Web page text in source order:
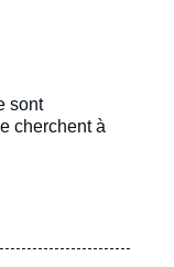
sont
cherchent à